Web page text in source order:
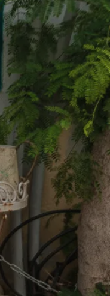
g
m
b t
e
r
r
e
s